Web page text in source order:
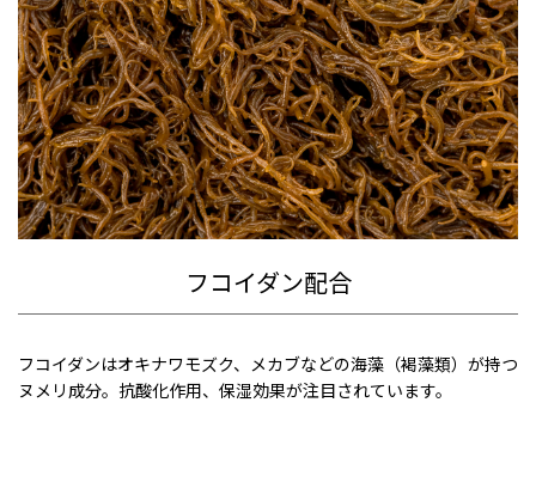
フコイダン配合
フコイダンはオキナワモズク、メカブなどの海藻（褐藻類）が持つ
ヌメリ成分。抗酸化作用、保湿効果が注目されています。